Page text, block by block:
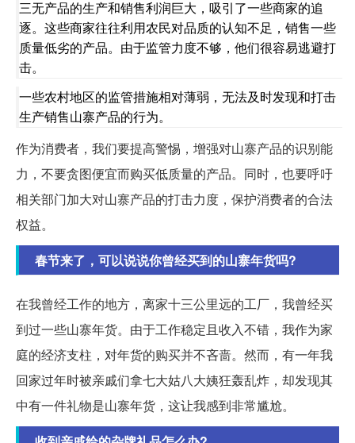
三无产品的生产和销售利润巨大，吸引了一些商家的追
逐。这些商家往往利用农民对品质的认知不足，销售一些
质量低劣的产品。由于监管力度不够，他们很容易逃避打
击。
一些农村地区的监管措施相对薄弱，无法及时发现和打击
生产销售山寨产品的行为。
作为消费者，我们要提高警惕，增强对山寨产品的识别能
力，不要贪图便宜而购买低质量的产品。同时，也要呼吁
相关部门加大对山寨产品的打击力度，保护消费者的合法
权益。
春节来了，可以说说你曾经买到的山寨年货吗?
在我曾经工作的地方，离家十三公里远的工厂，我曾经买
到过一些山寨年货。由于工作稳定且收入不错，我作为家
庭的经济支柱，对年货的购买并不吝啬。然而，有一年我
回家过年时被亲戚们拿七大姑八大姨狂轰乱炸，却发现其
中有一件礼物是山寨年货，这让我感到非常尴尬。